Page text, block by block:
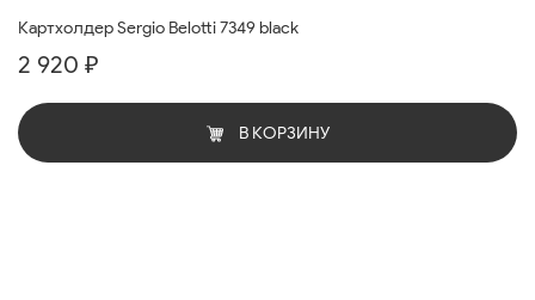
Картхолдер Sergio Belotti 7349 black
2 920 ₽
В КОРЗИНУ